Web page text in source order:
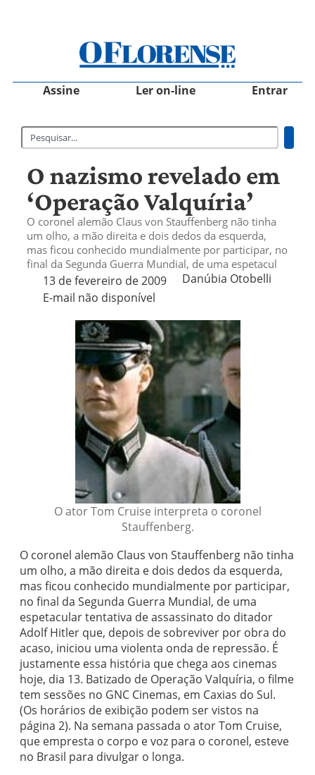
Assine Ler on-line Entrar
O nazismo revelado em
‘Operação Valquíria’
O coronel alemão Claus von Stauffenberg não tinha
um olho, a mão direita e dois dedos da esquerda,
mas ficou conhecido mundialmente por participar, no
final da Segunda Guerra Mundial, de uma espetacul
13 de fevereiro de 2009
Danúbia Otobelli 
E-mail não disponível
O ator Tom Cruise interpreta o coronel
Stauffenberg.
O coronel alemão Claus von Stauffenberg não tinha
um olho, a mão direita e dois dedos da esquerda,
mas ficou conhecido mundialmente por participar,
no final da Segunda Guerra Mundial, de uma
espetacular tentativa de assassinato do ditador
Adolf Hitler que, depois de sobreviver por obra do
acaso, iniciou uma violenta onda de repressão. É
justamente essa história que chega aos cinemas
hoje, dia 13. Batizado de Operação Valquíria, o filme
tem sessões no GNC Cinemas, em Caxias do Sul.
(Os horários de exibição podem ser vistos na
página 2). Na semana passada o ator Tom Cruise,
que empresta o corpo e voz para o coronel, esteve
no Brasil para divulgar o longa.